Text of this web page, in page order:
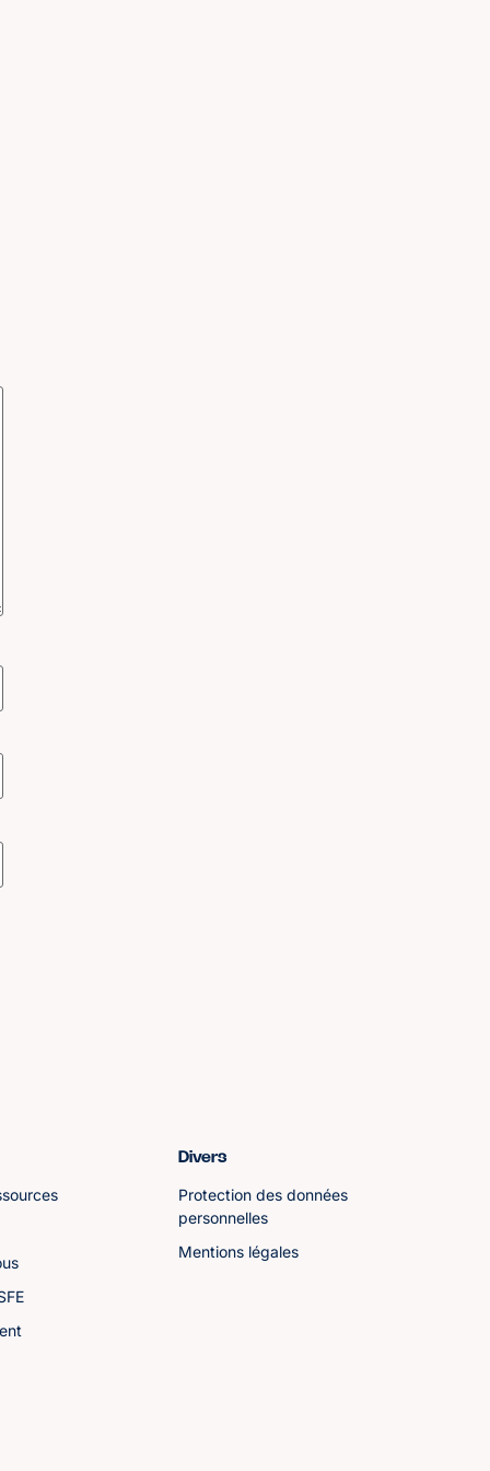
Divers
Protection des données
personnelles
Mentions légales